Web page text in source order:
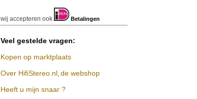
wij accepteren ook Betalingen
Veel gestelde vragen:
Kopen op marktplaats
Over HifiStereo.nl, de webshop
Heeft u mijn snaar ?